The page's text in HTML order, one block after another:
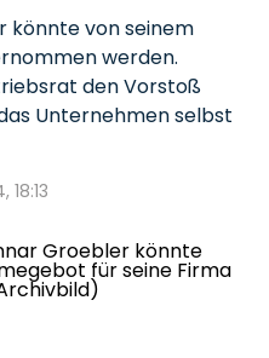
könnte von seinem
werden.
den Vorstoß
Unternehmen selbst
18:13